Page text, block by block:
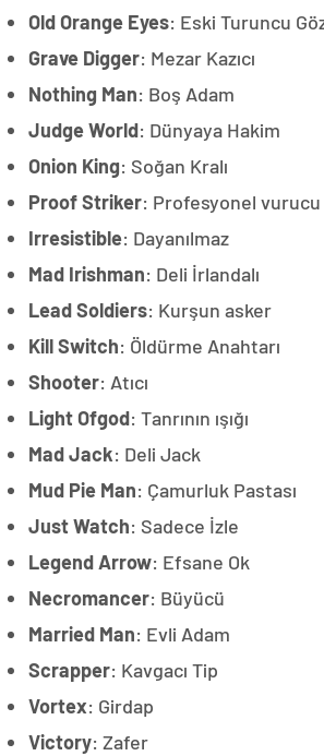
Old Orange Eyes: Eski Turuncu
Grave Digger: Mezar Kazıcı
Nothing Man: Boş Adam
Judge World: Dünyaya Hakim
Onion King: Soğan Kralı
Proof Striker: Profesyonel vurucu
Irresistible: Dayanılmaz
Mad Irishman: Deli İrlandalı
Lead Soldiers: Kurşun asker
Kill Switch: Öldürme Anahtarı
Shooter: Atıcı
Light Ofgod: Tanrının ışığı
Mad Jack: Deli Jack
Mud Pie Man: Çamurluk Pastası
Just Watch: Sadece İzle
Legend Arrow: Efsane Ok
Necromancer: Büyücü
Married Man: Evli Adam
Scrapper: Kavgacı Tip
Vortex: Girdap
Victory: Zafer